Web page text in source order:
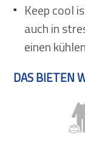
Keep cool
auch in
einen
DAS BIETEN